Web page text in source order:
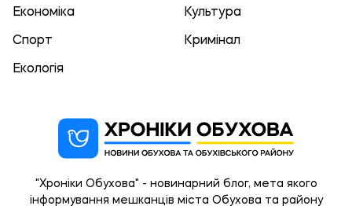
Економіка Культура
Спорт Кримінал
Екологія
"Хроніки Обухова" - новинарний блог, мета якого
інформування мешканців міста Обухова та району